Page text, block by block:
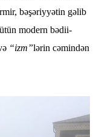
bəşəriyyətin gəlib
modern bədii-
“izm”lərin cəmindən